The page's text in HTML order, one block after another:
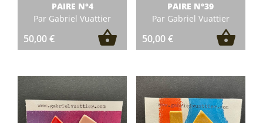
PAIRE N°4
Par Gabriel Vuattier
50,00€
PAIRE N°39
Par Gabriel Vuattier
50,00€